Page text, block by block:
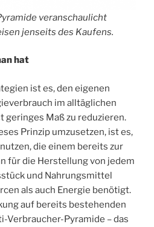
veranschaulicht
jenseits des Kaufens.
hat
ist es, den eigenen
im alltäglichen
geringes Maß zu reduzieren.
Prinzip umzusetzen, ist es,
die einem bereits zur
für die Herstellung von jedem
und Nahrungsmittel
als auch Energie benötigt.
auf bereits bestehenden
Verbraucher-Pyramide – das